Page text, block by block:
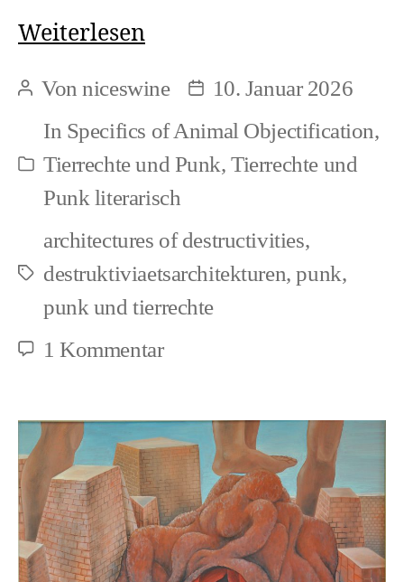
WeiterlesenTotenglocke
Objektzentriert
Beitragsautor
Vonniceswine Beitragsdatum
10. Januar 2026
Kategorien
In Specifics of Animal Objectification,
Tierrechte und Punk,Tierrechte und
Punk literarisch
Schlagwörter
architectures of destructivities,
destruktiviaetsarchitekturen,punk,
punk und tierrechte
1 Kommentarzu
–
Objektzentriert